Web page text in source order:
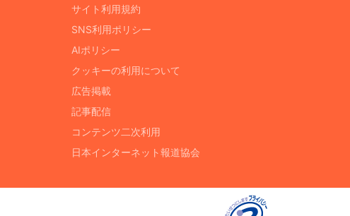
サイト利用規約
SNS利用ポリシー
AIポリシー
クッキーの利用について
広告掲載
記事配信
コンテンツ二次利用
日本インターネット報道協会